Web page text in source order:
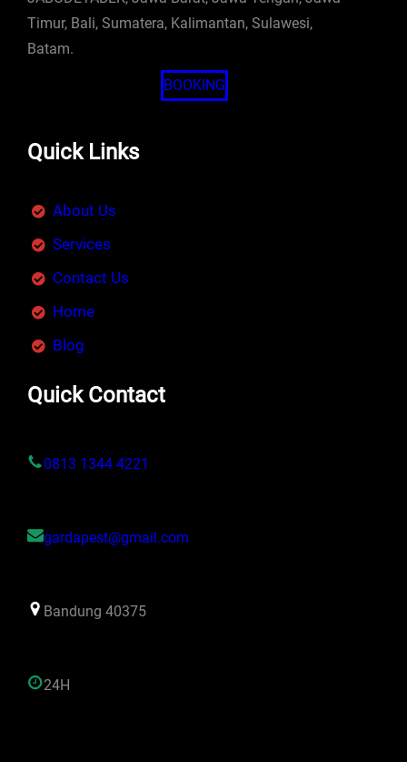
Timur, Bali, Sumatera, Kalimantan, Sulawesi,
Batam.
BOOKING
Quick Links
About Us
Services
Contact Us
Home
Blog
Quick Contact
0813 1344 4221
gardapest@gmail.com
Bandung 40375
24H